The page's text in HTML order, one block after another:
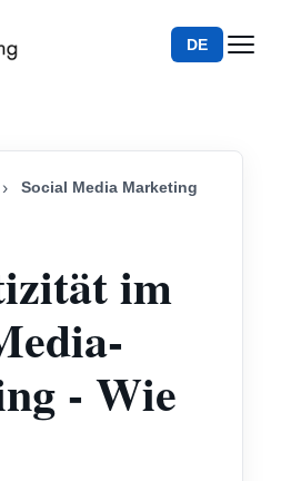
DE
› Social Media Marketing
im
- Wie